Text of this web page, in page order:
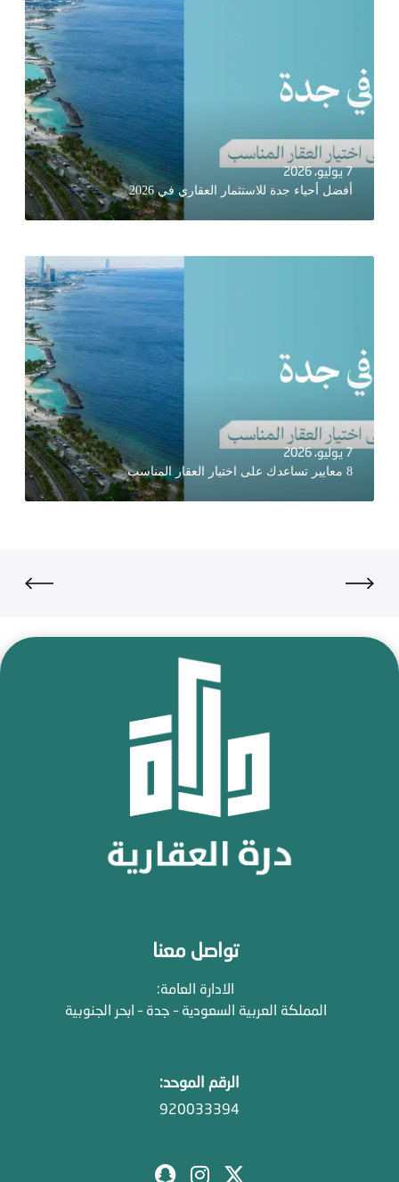
7 يوليو، 2026
أفضل أحياء جدة للاستثمار العقاري في 2026
7 يوليو، 2026
8 معايير تساعدك على اختيار العقار المناسب
تواصل معنا
الادارة العامة:
المملكة العربية السعودية – جدة – ابحر الجنوبية
الرقم الموحد:
920033394